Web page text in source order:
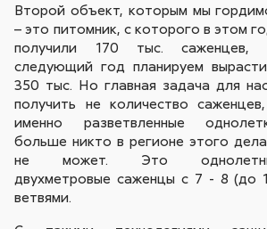
Второй объект, которым мы
– это питомник, с которого в этом
получили 170 тыс. саженцев,
следующий год планируем
350 тыс. Но главная задача для
получить не количество
именно разветвленные
больше никто в регионе этого
не может. Это
двухметровые саженцы с 7 - 8 (до
ветвями.